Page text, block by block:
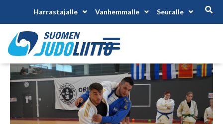
Harrastajalle Vanhemmalle Seuralle